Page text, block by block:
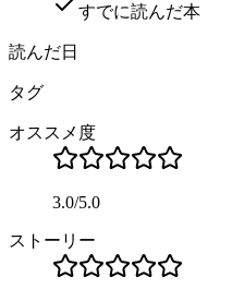
すでに読んだ本
読んだ日
タグ
オススメ度
3.0/5.0
ストーリー